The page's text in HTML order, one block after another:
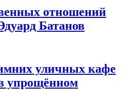
отношений
Батанов
уличных кафе
упрощённом